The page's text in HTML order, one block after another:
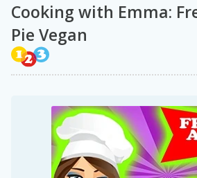
Cooking with Emma:
Pie Vegan